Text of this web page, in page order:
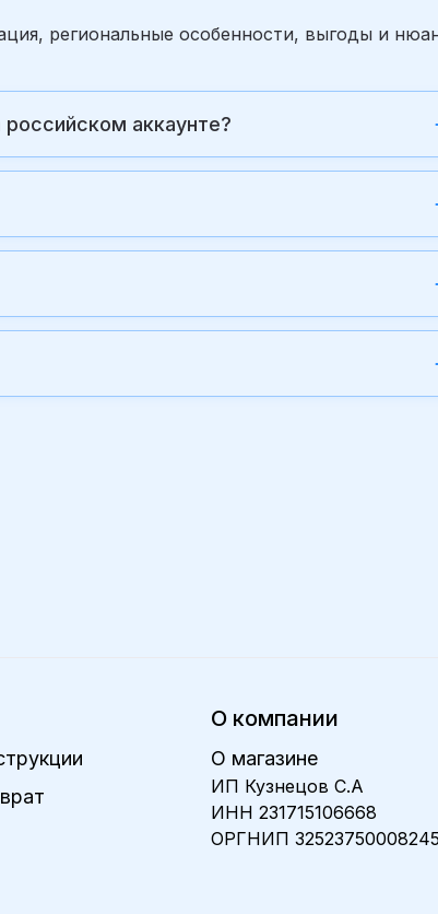
региональные особенности, выгоды и
аккаунте?
О компании
О магазине
ИП Кузнецов С.А
ИНН 231715106668
ОРГНИП